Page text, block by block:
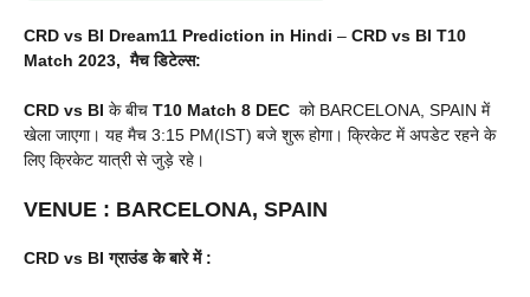
CRD vs BI Dream11 Prediction in Hindi – CRD vs BI T10
Match 2023, मैच डिटेल्स:
CRD vs BI के बीच T10 Match 8 DEC को BARCELONA, SPAIN में
खेला जाएगा। यह मैच 3:15 PM(IST) बजे शुरू होगा। क्रिकेट में अपडेट रहने के
लिए क्रिकेट यात्री से जुड़े रहे।
VENUE : BARCELONA, SPAIN
CRD vs BIग्राउंड के बारे में :